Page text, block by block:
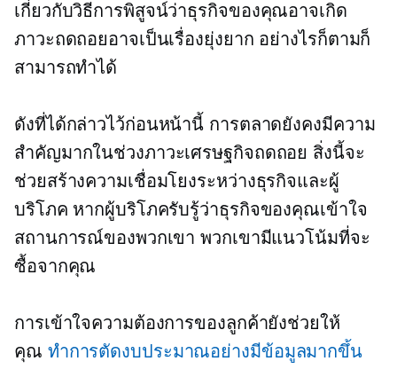
เกี่ยวกับวิธีการพิสูจน์ว่าธุรกิจของคุณอาจเกิด
ภาวะถดถอยอาจเป็นเรื่องยุ่งยาก อย่างไรก็ตามก็
สามารถทำได้
ดังที่ได้กล่าวไว้ก่อนหน้านี้ การตลาดยังคงมีความ
สำคัญมากในช่วงภาวะเศรษฐกิจถดถอย สิ่งนี้จะ
ช่วยสร้างความเชื่อมโยงระหว่างธุรกิจและผู้
บริโภค หากผู้บริโภครับรู้ว่าธุรกิจของคุณเข้าใจ
สถานการณ์ของพวกเขา พวกเขามีแนวโน้มที่จะ
ซื้อจากคุณ
การเข้าใจความต้องการของลูกค้ายังช่วยให้
คุณ ทำการตัดงบประมาณอย่างมีข้อมูลมากขึ้น